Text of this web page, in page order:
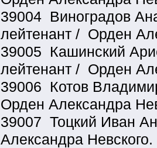
39004 Виноградов
лейтенант / Орден
39005 Кашинский
лейтенант / Орден
39006 Котов
Орден Александра
39007 Тоцкий Иван
Александра Невского.